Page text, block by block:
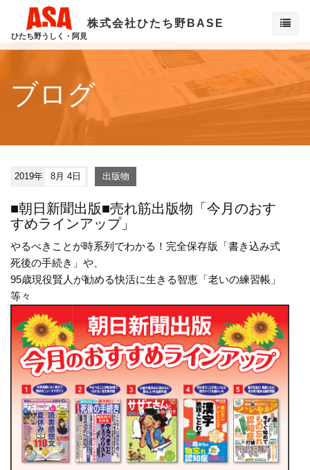
ひたち野うしく・阿見
株式会社ひたち野BASE
ブログ
2019年 8月 4日 出版物
■朝日新聞出版■売れ筋出版物「今月のおす
すめラインアップ」
やるべきことが時系列でわかる！完全保存版「書き込み式
死後の手続き」や、
95歳現役賢人が勧める快活に生きる智恵「老いの練習帳」
等々